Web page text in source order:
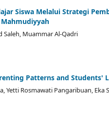
Siswa Melalui Strategi
Mahmudiyyah
Muammar Al-Qadri
Patterns and Students'
Yetti Rosmawati Pangaribuan, Eka